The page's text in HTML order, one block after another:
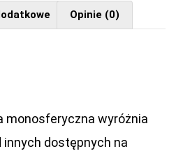
Opinie (0)
monosferyczna wyróżnia
dostępnych na